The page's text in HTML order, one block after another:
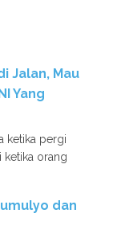
Jalan, Mau
Yang
ketika pergi
ketika orang
dan